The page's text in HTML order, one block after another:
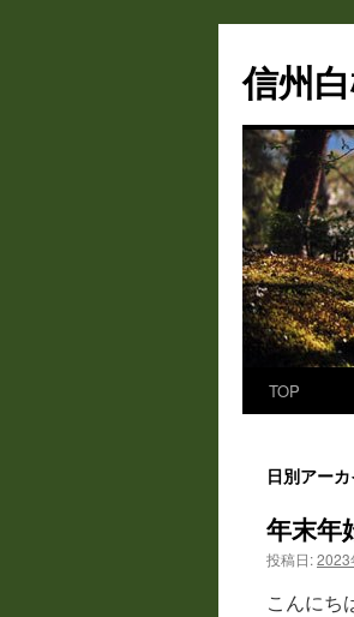
信州
ン
ツ
TOP
日別アー
年末年
投稿日:2023
こんに